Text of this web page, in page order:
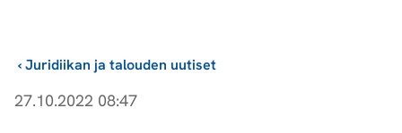
Juridiikan ja talouden uutiset
›
27.10.2022 08:47